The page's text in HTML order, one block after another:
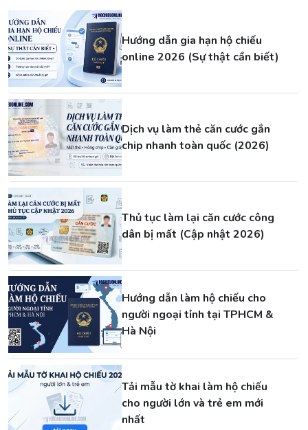
Hướng dẫn gia hạn hộ chiếu
online 2026 (Sự thật cần biết)
Dịch vụ làm thẻ căn cước gắn
chip nhanh toàn quốc (2026)
Thủ tục làm lại căn cước công
dân bị mất (Cập nhật 2026)
Hướng dẫn làm hộ chiếu cho
người ngoại tỉnh tại TPHCM &
Hà Nội
Tải mẫu tờ khai làm hộ chiếu
cho người lớn và trẻ em mới
nhất